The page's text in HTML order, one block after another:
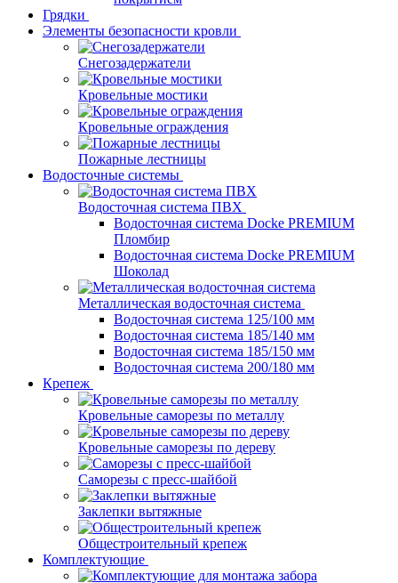
Грядки
Элементы безопасности кровли
Снегозадержатели
Кровельные мостики
Кровельные ограждения
Пожарные лестницы
Водосточные системы
Водосточная система ПВХ
Водосточная система Docke PREMIUM
Пломбир
Водосточная система Docke PREMIUM
Шоколад
Металлическая водосточная система
Водосточная система 125/100 мм
Водосточная система 185/140 мм
Водосточная система 185/150 мм
Водосточная система 200/180 мм
Крепеж
Кровельные саморезы по металлу
Кровельные саморезы по дереву
Саморезы с пресс-шайбой
Заклепки вытяжные
Общестроительный крепеж
Комплектующие